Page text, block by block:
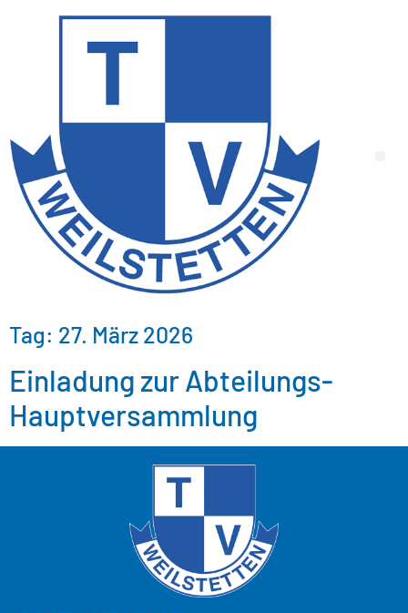
Tag: 27. März 2026
Einladung zur Abteilungs-
Hauptversammlung